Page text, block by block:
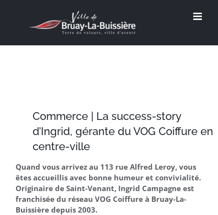
Commerce | La success-story
d’Ingrid, gérante du VOG Coiffure en
centre-ville
Quand vous arrivez au 113 rue Alfred Leroy, vous
êtes accueillis avec bonne humeur et convivialité.
Originaire de Saint-Venant, Ingrid Campagne est
franchisée du réseau VOG Coiffure à Bruay-La-
Buissière depuis 2003.